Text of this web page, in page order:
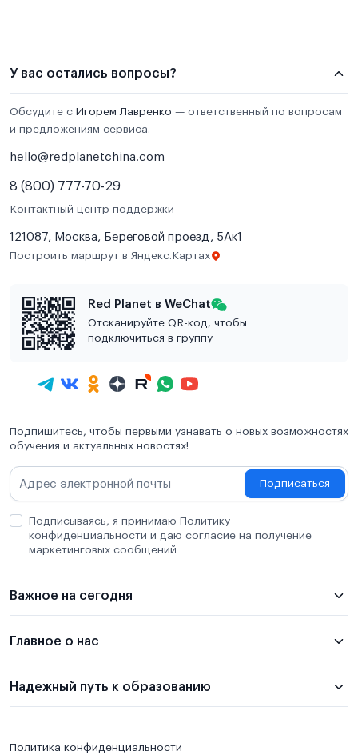
У вас остались вопросы?
Обсудите с Игорем Лавренко — ответственный по вопросам
и предложениям сервиса.
hello@redplanetchina.com
8 (800) 777-70-29
Контактный центр поддержки
121087, Москва, Береговой проезд, 5Ак1
Построить маршрут в Яндекс.Картах
Red Planet в WeChat
Отсканируйте QR-код, чтобы
подключиться в группу
Подпишитесь, чтобы первыми узнавать о новых возможностях
обучения и актуальных новостях!
Подписаться
Подписываясь, я принимаю Политику
конфиденциальности и даю согласие на получение
маркетинговых сообщений
Важное на сегодня
Главное о нас
Надежный путь к образованию
Политика конфиденциальности